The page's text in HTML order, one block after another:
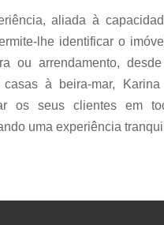
aliada à
lhe identificar o
ou arrendamento,
casas à beira-mar,
os seus clientes em
uma experiência